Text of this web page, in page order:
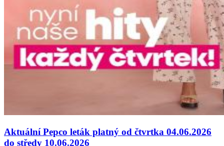
Aktuální Pepco leták platný od čtvrtka 04.06.2026
do středy 10.06.2026